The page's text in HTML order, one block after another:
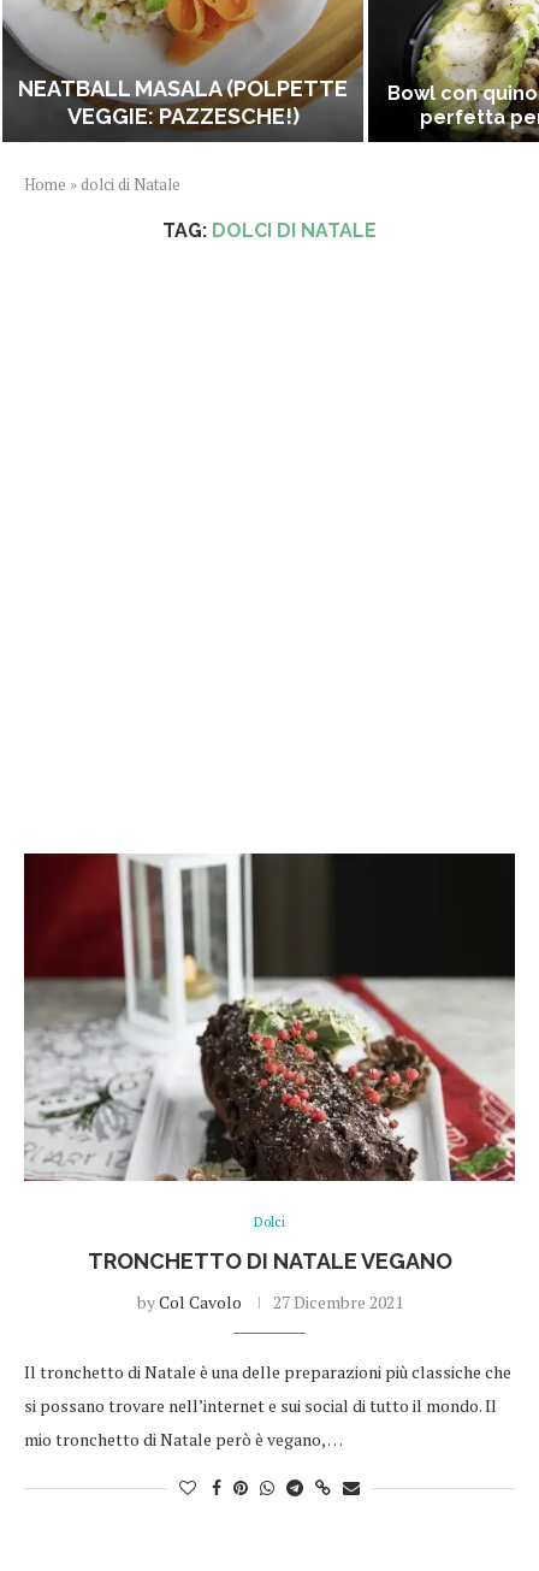
NEATBALL MASALA (POLPETTE
VEGGIE: PAZZESCHE!)
Bowl con
perfetta
Home » dolci di Natale
TAG: DOLCI DI NATALE
Dolci
TRONCHETTO DI NATALE VEGANO
byCol Cavolo 27 Dicembre 2021
Il tronchetto di Natale è una delle preparazioni più classiche che
si possano trovare nell’internet e sui social di tutto il mondo. Il
mio tronchetto di Natale però è vegano, …